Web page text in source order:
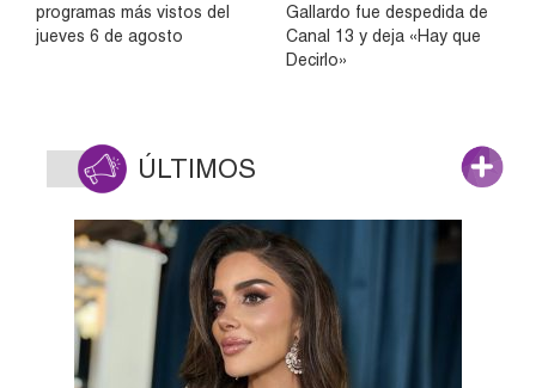
programas más vistos del
jueves 6 de agosto
Gallardo fue despedida de
Canal 13 y deja «Hay que
Decirlo»
ÚLTIMOS